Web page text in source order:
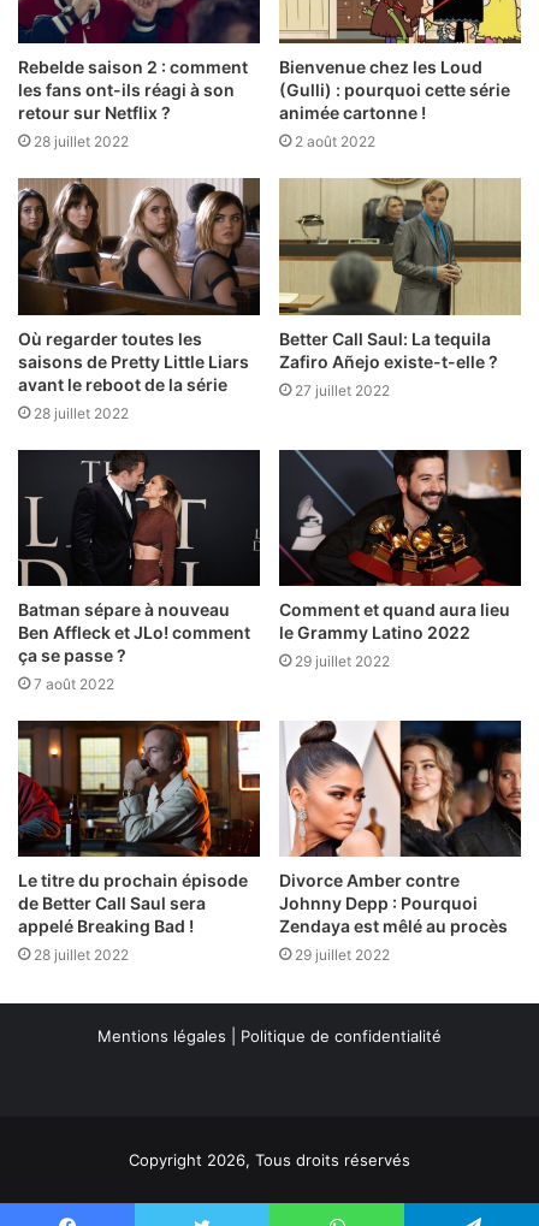
Rebelde saison 2 : comment
les fans ont-ils réagi à son
retour sur Netflix ?
28 juillet 2022
Bienvenue chez les Loud
(Gulli) : pourquoi cette série
animée cartonne !
2 août 2022
Où regarder toutes les
saisons de Pretty Little Liars
avant le reboot de la série
28 juillet 2022
Better Call Saul: La tequila
Zafiro Añejo existe-t-elle ?
27 juillet 2022
Batman sépare à nouveau
Ben Affleck et JLo! comment
ça se passe ?
7 août 2022
Comment et quand aura lieu
le Grammy Latino 2022
29 juillet 2022
Le titre du prochain épisode
de Better Call Saul sera
appelé Breaking Bad !
28 juillet 2022
Divorce Amber contre
Johnny Depp : Pourquoi
Zendaya est mêlé au procès
29 juillet 2022
Mentions légales Politique de confidentialité
Copyright 2026, Tous droits réservés